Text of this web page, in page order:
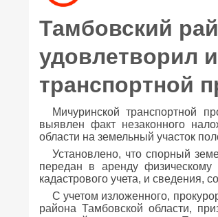
Тамбовский
удовлетворил
транспортной
Мичуринской транспортной
выявлен факт незаконного
области на земельный участок
Установлено, что спорный
передан в аренду физическому
кадастрового учета, и
С учетом изложенного,
района Тамбовской области,